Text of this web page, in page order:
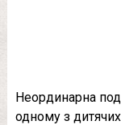
Неординарна
одному з